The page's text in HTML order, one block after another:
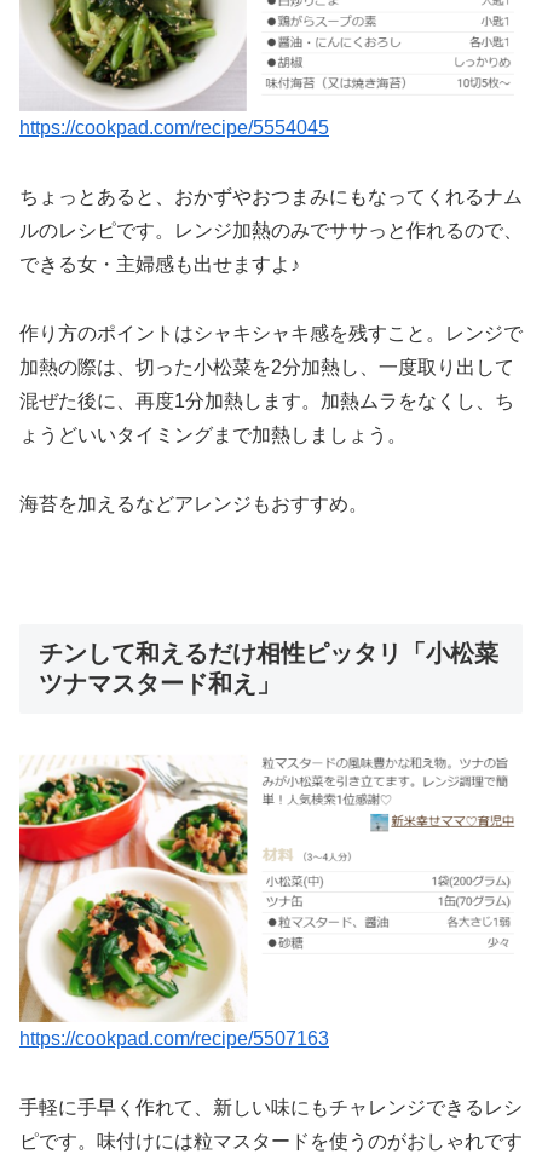
https://cookpad.com/recipe/5554045
ちょっとあると、おかずやおつまみにもなってくれるナム
ルのレシピです。レンジ加熱のみでササっと作れるので、
できる女・主婦感も出せますよ♪
作り方のポイントはシャキシャキ感を残すこと。レンジで
加熱の際は、切った小松菜を2分加熱し、一度取り出して
混ぜた後に、再度1分加熱します。加熱ムラをなくし、ち
ょうどいいタイミングまで加熱しましょう。
海苔を加えるなどアレンジもおすすめ。
チンして和えるだけ相性ピッタリ「小松菜
ツナマスタード和え」
https://cookpad.com/recipe/5507163
手軽に手早く作れて、新しい味にもチャレンジできるレシ
ピです。味付けには粒マスタードを使うのがおしゃれです